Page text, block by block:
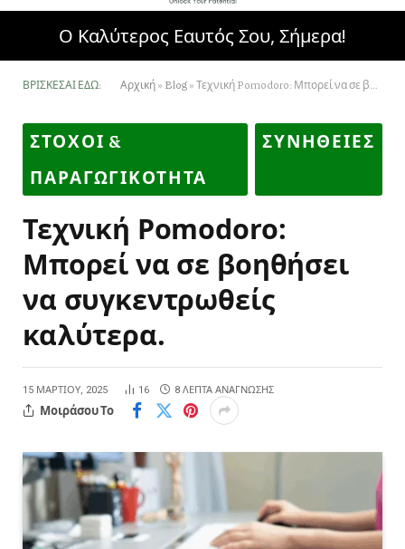
Ο Καλύτερος Εαυτός Σου, Σήμερα!
ΒΡΊΣΚΕΣΑΙ ΕΔΏ: Αρχική» Blog»Τεχνική Pomodoro: Μπορεί να σε βοηθήσει να συγκεντρωθείς καλύτερα.
ΣΤΟΧΟΙ &
ΠΑΡΑΓΩΓΙΚΟΤΗΤΑ
ΣΥΝΗΘΕΙΕΣ
Τεχνική Pomodoro:
Μπορεί να σε βοηθήσει
να συγκεντρωθείς
καλύτερα.
15 ΜΑΡΤΊΟΥ, 2025 16 8 ΛΕΠΤΆ ΑΝΆΓΝΩΣΗΣ
Μοιράσου Το